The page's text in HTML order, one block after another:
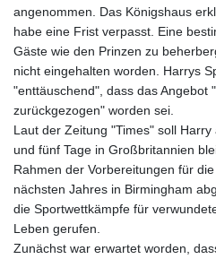
angenommen. Das Königshaus
habe eine Frist verpasst. Eine
Gäste wie den Prinzen zu
nicht eingehalten worden. Harrys
"enttäuschend", dass das Angebot
zurückgezogen" worden sei.
Laut der Zeitung "Times" soll
und fünf Tage in Großbritannien
Rahmen der Vorbereitungen für
nächsten Jahres in Birmingham
die Sportwettkämpfe für
Leben gerufen.
Zunächst war erwartet worden,